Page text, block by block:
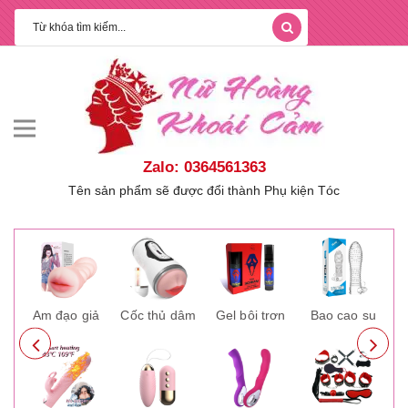
Zalo: 0364561363
Tên sản phẩm sẽ được đổi thành Phụ kiện Tóc
Âm đạo giả Cốc thủ dâm Gel bôi trơn Bao cao su